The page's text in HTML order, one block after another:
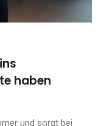
haben
und sorgt bei